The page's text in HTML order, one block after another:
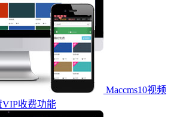
Maccms10视频
收费功能